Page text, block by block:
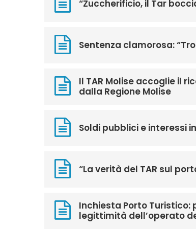
“Zuccherificio, il Tar
Sentenza clamorosa:
Il TAR Molise accoglie il
dalla Regione Molise
Soldi pubblici e interessi
“La verità del TAR sul
Inchiesta Porto Turistico:
legittimità dell’operato